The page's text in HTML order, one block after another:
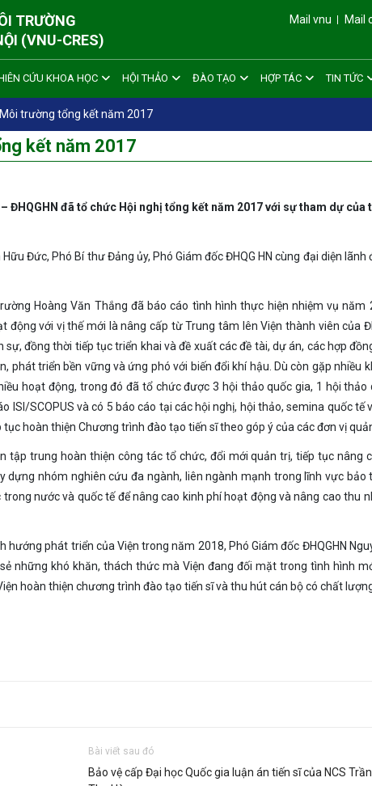
TRƯỜNG
(VNU-CRES)
Mail vnu Mail
CỨU KHOA HỌC HỘI THẢO ĐÀO TẠO HỢP TÁC TIN TỨC
trường tổng kết năm 2017
kết năm 2017
ĐHQGHN đã tổ chức Hội nghị tổng kết năm 2017 với sự tham dự của
Đức, Phó Bí thư Đảng ủy, Phó Giám đốc ĐHQG HN cùng đại diện lãnh
Hoàng Văn Thắng đã báo cáo tình hình thực hiện nhiệm vụ năm
với vị thế mới là nâng cấp từ Trung tâm lên Viện thành viên của
đồng thời tiếp tục triển khai và đề xuất các đề tài, dự án, các hợp
phát triển bền vững và ứng phó với biến đổi khí hậu. Dù còn gặp nhiều
hoạt động, trong đó đã tổ chức được 3 hội thảo quốc gia, 1 hội thảo
ISI/SCOPUS và có 5 báo cáo tại các hội nghị, hội thảo, semina quốc tế
hoàn thiện Chương trình đào tạo tiến sĩ theo góp ý của các đơn vị
tập trung hoàn thiện công tác tổ chức, đổi mới quản trị, tiếp tục nâng
dựng nhóm nghiên cứu đa ngành, liên ngành mạnh trong lĩnh vực bảo
nước và quốc tế để nâng cao kinh phí hoạt động và nâng cao thu
phát triển của Viện trong năm 2018, Phó Giám đốc ĐHQGHN
những khó khăn, thách thức mà Viện đang đối mặt trong tình hình
hoàn thiện chương trình đào tạo tiến sĩ và thu hút cán bộ có chất
Bài viết sau đó
Bảo vệ cấp Đại học Quốc gia luận án tiến sĩ của NCS